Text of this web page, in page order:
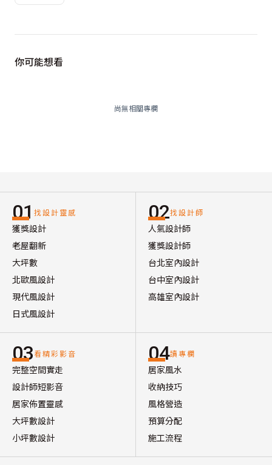
你可能想看
尚無相關專欄
01 找設計靈感
獲獎設計
老屋翻新
大坪數
北歐風設計
現代風設計
日式風設計
02找設計師
人氣設計師
獲獎設計師
台北室內設計
台中室內設計
高雄室內設計
03看精彩影音
完整空間實走
設計師短影音
居家佈置靈感
大坪數設計
小坪數設計
04讀專欄
居家風水
收納技巧
風格營造
預算分配
施工流程